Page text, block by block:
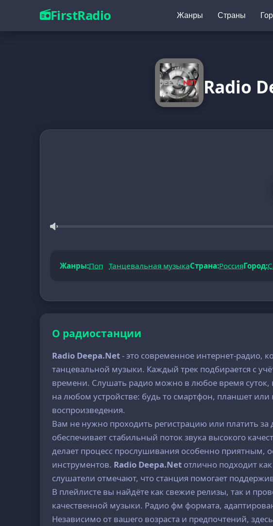
FirstRadio Жанры Страны
Radio
Жанры:Поп Танцевальная музыкаСтрана:РоссияГород:
О радиостанции
Radio Deepa.Net- это современное интернет-радио,
танцевальной музыки. Каждый трек подбирается с
времени. Слушать радио можно в любое время суток,
на любом устройстве: будь то смартфон, планшет
воспроизведения.
Вам не нужно проходить регистрацию или платить
обеспечивает стабильный поток звука высокого
делает процесс прослушивания особенно приятным,
инструментов. Radio Deepa.Net отлично подходит
слушатели отмечают, что станция помогает
В плейлисте вы найдёте как свежие релизы, так и
качественной музыки. Радио фм формата,
Независимо от вашего возраста и предпочтений,